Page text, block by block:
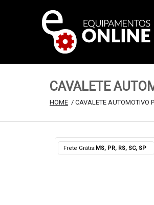
CAVALETE
HOME / CAVALETE AUTOMOTIVO
Frete Grátis:MS, PR, RS, SC, SP